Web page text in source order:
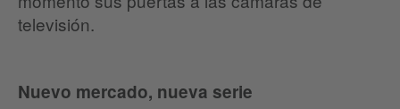
televisión.
Nuevo mercado, nueva serie